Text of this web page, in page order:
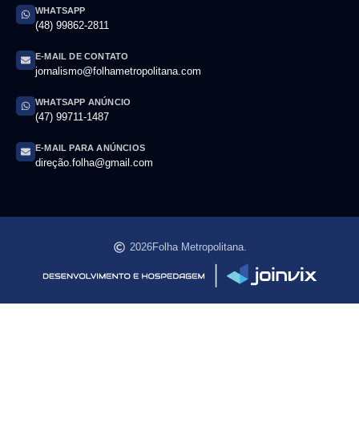
WHATSAPP
(48) 99862-2811
E-MAIL DE CONTATO
jornalismo@folhametropolitana.com
WHATSAPP ANÚNCIO
(47) 99711-1487
E-MAIL PARA ANÚNCIOS
direção.folha@gmail.com
2026Folha Metropolitana.